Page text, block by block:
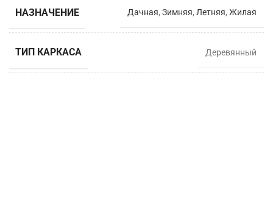
НАЗНАЧЕНИЕ Дачная, Зимняя, Летняя, Жилая
ТИП КАРКАСА Деревянный